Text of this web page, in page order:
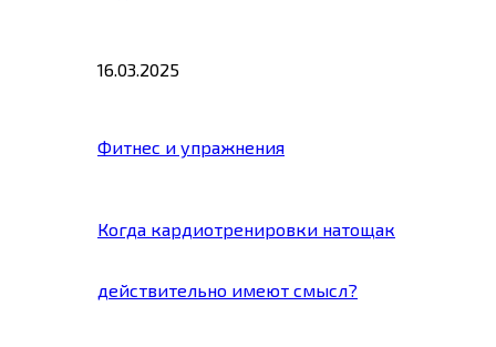
16.03.2025
Фитнес и упражнения
Когда кардиотренировки натощак
действительно имеют смысл?